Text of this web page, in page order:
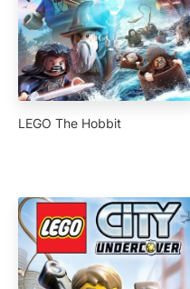
LEGO The Hobbit